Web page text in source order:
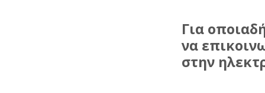
Για
να
στην